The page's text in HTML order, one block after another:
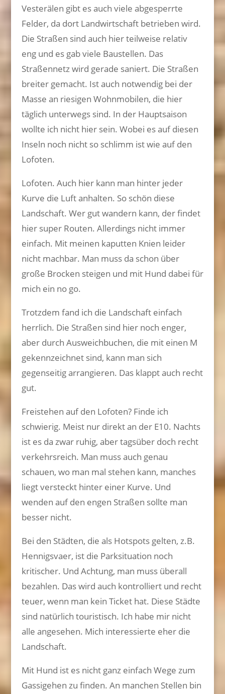
Vesterälen gibt es auch viele abgesperrte
Felder, da dort Landwirtschaft betrieben wird.
Die Straßen sind auch hier teilweise relativ
eng und es gab viele Baustellen. Das
Straßennetz wird gerade saniert. Die Straßen
breiter gemacht. Ist auch notwendig bei der
Masse an riesigen Wohnmobilen, die hier
täglich unterwegs sind. In der Hauptsaison
wollte ich nicht hier sein. Wobei es auf diesen
Inseln noch nicht so schlimm ist wie auf den
Lofoten.
Lofoten. Auch hier kann man hinter jeder
Kurve die Luft anhalten. So schön diese
Landschaft. Wer gut wandern kann, der findet
hier super Routen. Allerdings nicht immer
einfach. Mit meinen kaputten Knien leider
nicht machbar. Man muss da schon über
große Brocken steigen und mit Hund dabei für
mich ein no go.
Trotzdem fand ich die Landschaft einfach
herrlich. Die Straßen sind hier noch enger,
aber durch Ausweichbuchen, die mit einen M
gekennzeichnet sind, kann man sich
gegenseitig arrangieren. Das klappt auch recht
gut.
Freistehen auf den Lofoten? Finde ich
schwierig. Meist nur direkt an der E10. Nachts
ist es da zwar ruhig, aber tagsüber doch recht
verkehrsreich. Man muss auch genau
schauen, wo man mal stehen kann, manches
liegt versteckt hinter einer Kurve. Und
wenden auf den engen Straßen sollte man
besser nicht.
Bei den Städten, die als Hotspots gelten, z.B.
Hennigsvaer, ist die Parksituation noch
kritischer. Und Achtung, man muss überall
bezahlen. Das wird auch kontrolliert und recht
teuer, wenn man kein Ticket hat. Diese Städte
sind natürlich touristisch. Ich habe mir nicht
alle angesehen. Mich interessierte eher die
Landschaft.
Mit Hund ist es nicht ganz einfach Wege zum
Gassigehen zu finden. An manchen Stellen bin